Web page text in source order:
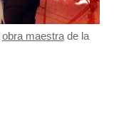
obra maestrade la